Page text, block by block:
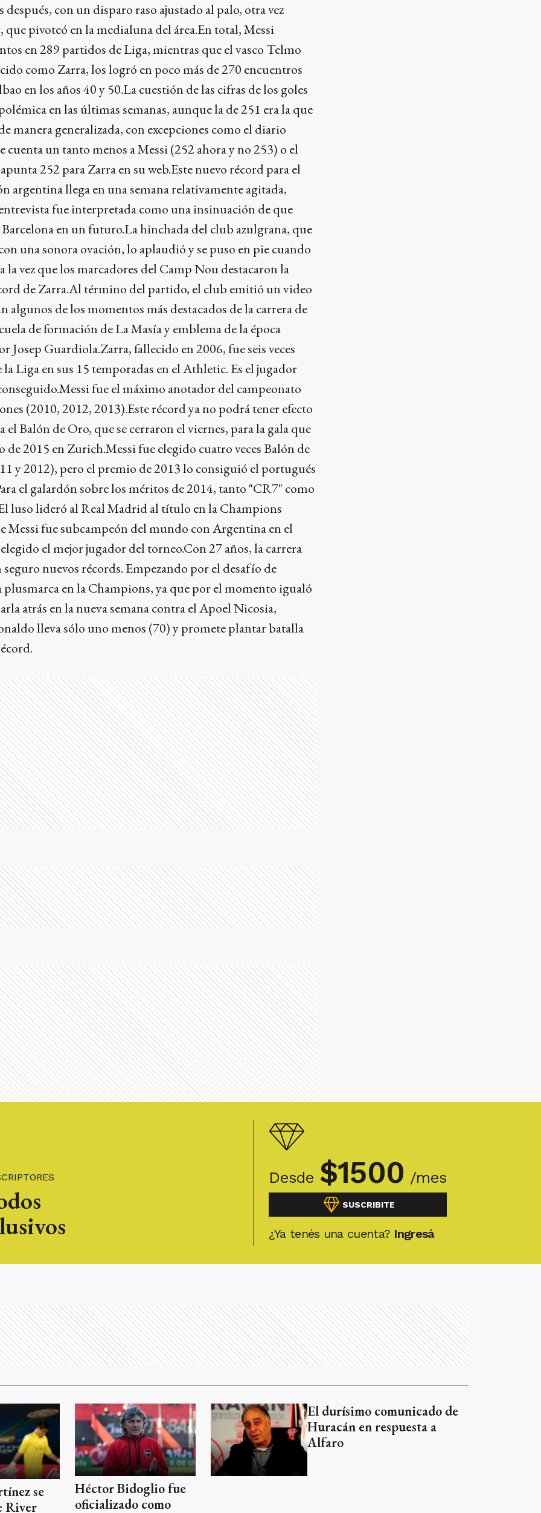
Desde $1500 /mes
SUSCRIBITE
¿Ya tenés una cuenta? Ingresá
con un disparo raso ajustado al palo, otra vez
pivoteó en la medialuna del área.En total, Messi
en 289 partidos de Liga, mientras que el vasco Telmo
como Zarra, los logró en poco más de 270 encuentros
en los años 40 y 50.La cuestión de las cifras de los goles
en las últimas semanas, aunque la de 251 era la que
manera generalizada, con excepciones como el diario
un tanto menos a Messi (252 ahora y no 253) o el
252 para Zarra en su web.Este nuevo récord para el
argentina llega en una semana relativamente agitada,
fue interpretada como una insinuación de que
en un futuro.La hinchada del club azulgrana, que
una sonora ovación, lo aplaudió y se puso en pie cuando
la vez que los marcadores del Camp Nou destacaron la
de Zarra.Al término del partido, el club emitió un video
algunos de los momentos más destacados de la carrera de
de formación de La Masía y emblema de la época
Josep Guardiola.Zarra, fallecido en 2006, fue seis veces
Liga en sus 15 temporadas en el Athletic. Es el jugador
fue el máximo anotador del campeonato
(2010, 2012, 2013).Este récord ya no podrá tener efecto
el Balón de Oro, que se cerraron el viernes, para la gala que
de 2015 en Zurich.Messi fue elegido cuatro veces Balón de
y 2012), pero el premio de 2013 lo consiguió el portugués
el galardón sobre los méritos de 2014, tanto "CR7" como
luso lideró al Real Madrid al título en la Champions
Messi fue subcampeón del mundo con Argentina en el
el mejor jugador del torneo.Con 27 años, la carrera
seguro nuevos récords. Empezando por el desafío de
plusmarca en la Champions, ya que por el momento igualó
atrás en la nueva semana contra el Apoel Nicosia,
lleva sólo uno menos (70) y promete plantar batalla
se
River
Héctor Bidoglio fue
oficializado como
El durísimo comunicado de
Huracán en respuesta a
Alfaro